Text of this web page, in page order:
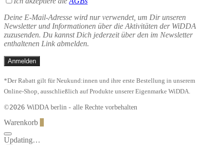
Deine E-Mail-Adresse wird nur verwendet, um Dir unseren
Newsletter und Informationen über die Aktivitäten der WiDDA
zuzusenden. Du kannst Dich jederzeit über den im Newsletter
enthaltenen Link abmelden.
*Der Rabatt gilt für Neukund:innen und ihre erste Bestellung in unserem
Online-Shop, ausschließlich auf Produkte unserer Eigenmarke WiDDA.
©2026 WiDDA berlin - alle Rechte vorbehalten
Warenkorb
Updating…